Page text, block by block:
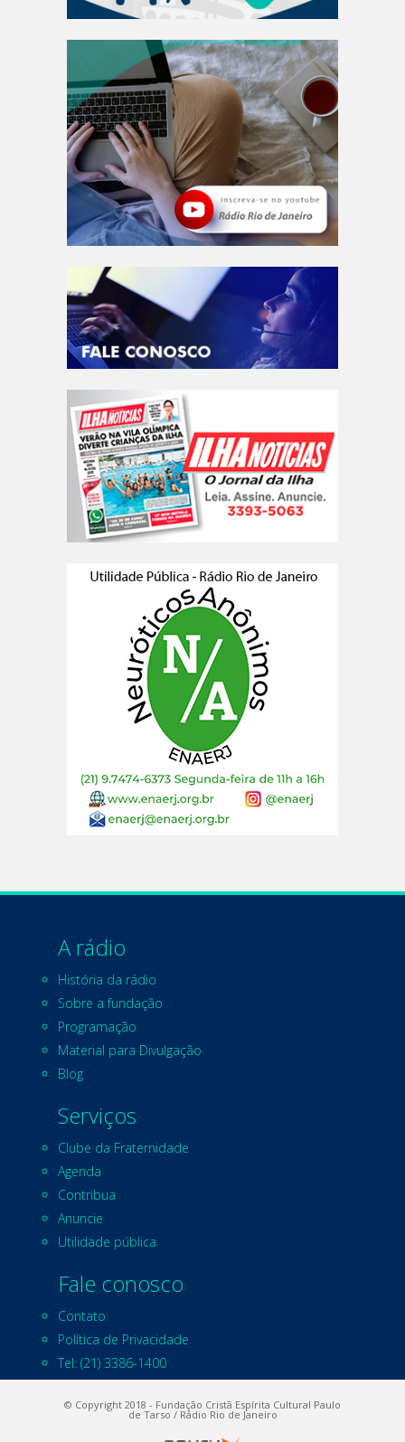
A rádio
História da rádio
Sobre a fundação
Programação
Material para Divulgação
Blog
Serviços
Clube da Fraternidade
Agenda
Contribua
Anuncie
Utilidade pública
Fale conosco
Contato
Política de Privacidade
Tel: (21) 3386-1400
© Copyright 2018 - Fundação Cristã Espírita Cultural Paulo
de Tarso / Rádio Rio de Janeiro